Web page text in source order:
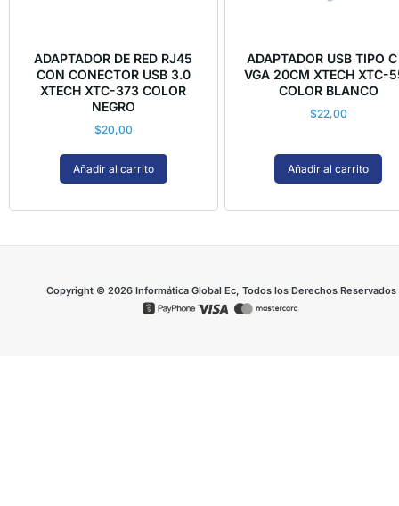
ADAPTADOR DE RED RJ45
CON CONECTOR USB 3.0
XTECH XTC-373 COLOR
NEGRO
$20,00
Añadir al carrito
ADAPTADOR USB TIPO
VGA 20CM XTECH XTC-
COLOR BLANCO
$22,00
Añadir al carrito
Copyright © 2026 Informática Global Ec, Todos los Derechos Reservados